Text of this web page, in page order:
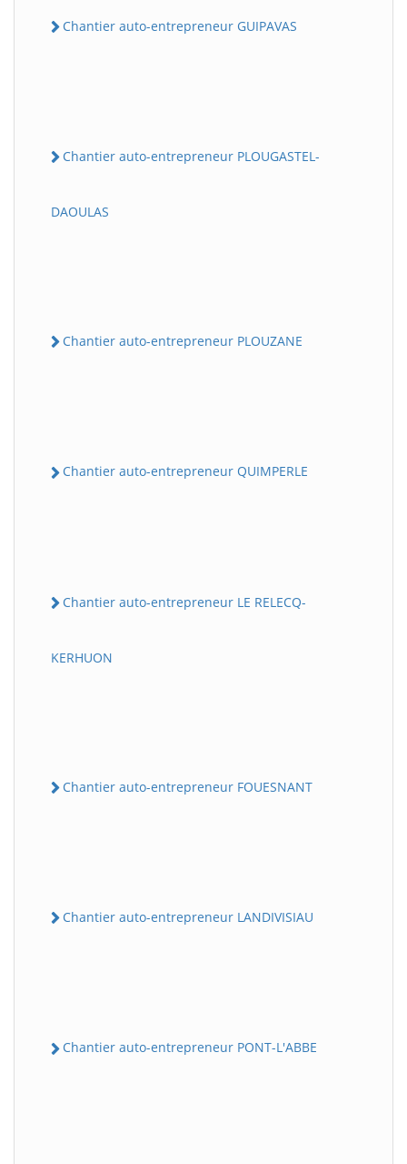
Chantier auto-entrepreneur GUIPAVAS
Chantier auto-entrepreneur PLOUGASTEL-
DAOULAS
Chantier auto-entrepreneur PLOUZANE
Chantier auto-entrepreneur QUIMPERLE
Chantier auto-entrepreneur LE RELECQ-
KERHUON
Chantier auto-entrepreneur FOUESNANT
Chantier auto-entrepreneur LANDIVISIAU
Chantier auto-entrepreneur PONT-L'ABBE